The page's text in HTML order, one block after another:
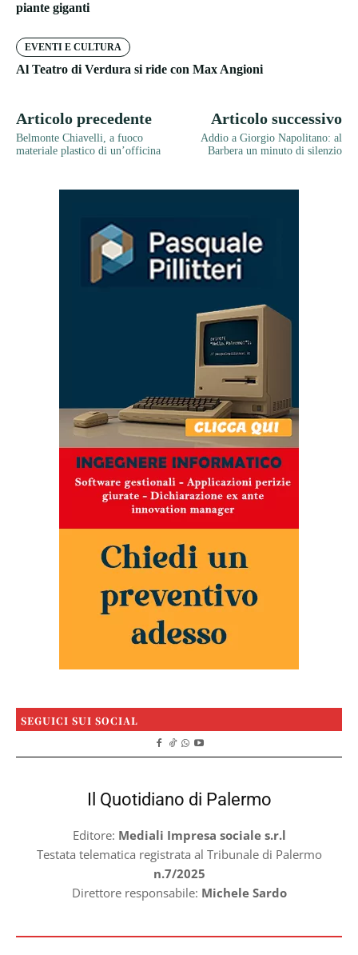
piante giganti
EVENTI E CULTURA
Al Teatro di Verdura si ride con Max Angioni
Articolo precedente
Belmonte Chiavelli, a fuoco
materiale plastico di un’officina
Articolo successivo
Addio a Giorgio Napolitano: al
Barbera un minuto di silenzio
SEGUICI SUI SOCIAL
Il Quotidiano di Palermo
Editore: Mediali Impresa sociale s.r.l
Testata telematica registrata al Tribunale di Palermo
n.7/2025
Direttore responsabile: Michele Sardo